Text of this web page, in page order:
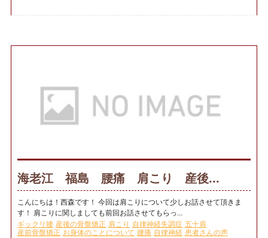
海老江 福島 腰痛 肩こり 産後...
こんにちは！西森です！ 今回は肩こりについて少しお話させて頂きま
す！ 肩こりに関しましても前回お話させてもらっ...
ギックリ腰 産後の骨盤矯正 肩こり 自律神経失調症 五十肩
産前骨盤矯正 お身体のことについて 腰痛 自律神経 患者さんの声